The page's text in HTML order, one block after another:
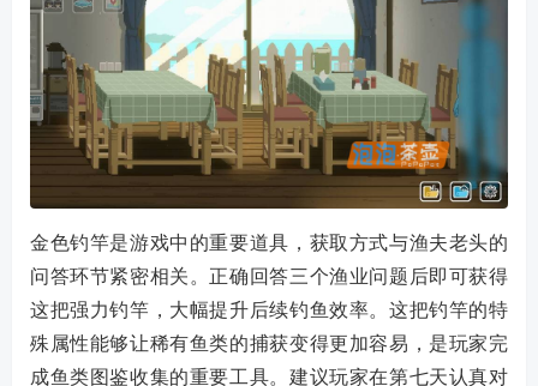
金色钓竿是游戏中的重要道具，获取方式与渔夫老头的
问答环节紧密相关。正确回答三个渔业问题后即可获得
这把强力钓竿，大幅提升后续钓鱼效率。这把钓竿的特
殊属性能够让稀有鱼类的捕获变得更加容易，是玩家完
成鱼类图鉴收集的重要工具。建议玩家在第七天认真对